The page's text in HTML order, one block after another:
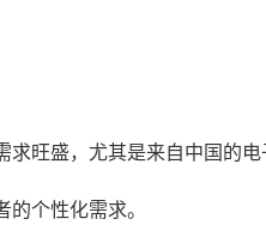
求旺盛，尤其是来自中国的
个性化需求。